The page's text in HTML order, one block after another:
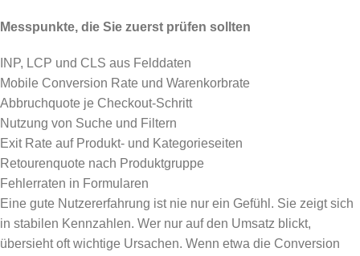
Messpunkte, die Sie zuerst prüfen sollten
INP, LCP und CLS aus Felddaten
Mobile Conversion Rate und Warenkorbrate
Abbruchquote je Checkout-Schritt
Nutzung von Suche und Filtern
Exit Rate auf Produkt- und Kategorieseiten
Retourenquote nach Produktgruppe
Fehlerraten in Formularen
Eine gute Nutzererfahrung ist nie nur ein Gefühl. Sie zeigt sich
in stabilen Kennzahlen. Wer nur auf den Umsatz blickt,
übersieht oft wichtige Ursachen. Wenn etwa die Conversion